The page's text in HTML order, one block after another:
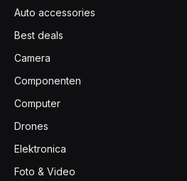
Auto accessories
Best deals
Camera
Componenten
Computer
Drones
Elektronica
Foto & Video